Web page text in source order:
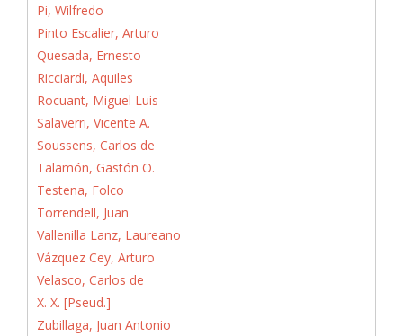
Pi, Wilfredo
Pinto Escalier, Arturo
Quesada, Ernesto
Ricciardi, Aquiles
Rocuant, Miguel Luis
Salaverri, Vicente A.
Soussens, Carlos de
Talamón, Gastón O.
Testena, Folco
Torrendell, Juan
Vallenilla Lanz, Laureano
Vázquez Cey, Arturo
Velasco, Carlos de
X. X. [Pseud.]
Zubillaga, Juan Antonio